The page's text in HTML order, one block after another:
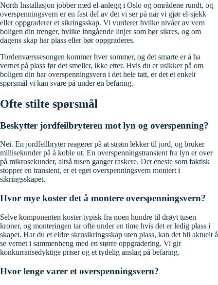
North Installasjon jobber med el-anlegg i Oslo og områdene rundt, og
overspenningsvern er en fast del av det vi ser på når vi gjør el-sjekk
eller oppgraderer et sikringsskap. Vi vurderer hvilke nivåer av vern
boligen din trenger, hvilke inngående linjer som bør sikres, og om
dagens skap har plass eller bør oppgraderes.
Tordenværssesongen kommer hver sommer, og det smarte er å ha
vernet på plass før det smeller, ikke etter. Hvis du er usikker på om
boligen din har overspenningsvern i det hele tatt, er det et enkelt
spørsmål vi kan svare på under en befaring.
Ofte stilte spørsmål
Beskytter jordfeilbryteren mot lyn og overspenning?
Nei. En jordfeilbryter reagerer på at strøm lekker til jord, og bruker
millisekunder på å koble ut. En overspenningstransient fra lyn er over
på mikrosekunder, altså tusen ganger raskere. Det eneste som faktisk
stopper en transient, er et eget overspenningsvern montert i
sikringsskapet.
Hvor mye koster det å montere overspenningsvern?
Selve komponenten koster typisk fra noen hundre til drøyt tusen
kroner, og monteringen tar ofte under en time hvis det er ledig plass i
skapet. Har du et eldre skrusikringsskap uten plass, kan det bli aktuelt å
se vernet i sammenheng med en større oppgradering. Vi gir
konkurransedyktige priser og et tydelig anslag på befaring.
Hvor lenge varer et overspenningsvern?